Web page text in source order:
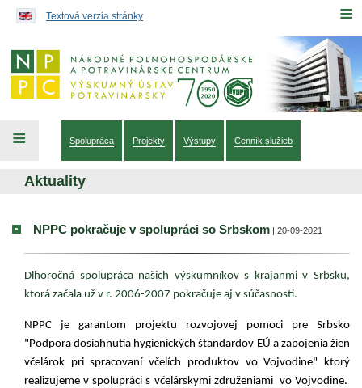
≡
Textová verzia stránky
≡ Spolupráca Projekty Výstupy Cenník služieb
Aktuality
NPPC pokračuje v spolupráci so Srbskom | 20-09-2021
Dlhoročná spolupráca našich výskumníkov s krajanmi v Srbsku,
ktorá začala už v r. 2006-2007 pokračuje aj v súčasnosti.
NPPC je garantom projektu rozvojovej pomoci pre Srbsko
"Podpora dosiahnutia hygienických štandardov EÚ a zapojenia žien
včelárok pri spracovaní včelích produktov vo Vojvodine" ktorý
realizujeme v spolupráci s včelárskymi združeniami vo Vojvodine.